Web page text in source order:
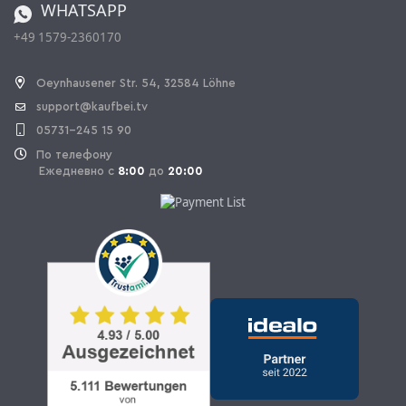
OPAL_WITHDRAW_LINK_TEXT
WHATSAPP
+49 1579-2360170
Oeynhausener Str. 54, 32584 Löhne
support@kaufbei.tv
05731-245 15 90
По телефону
Ежедневно с 8:00 до 20:00